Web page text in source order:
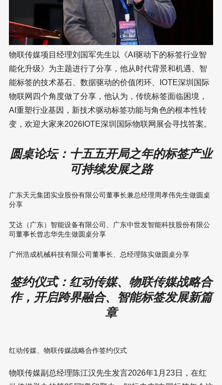
物联传媒项目经理刘国军先生以《AI驱动下的标签行业智
能化升级》为主题进行了分享，他从时代背景和机遇、智
能标签的技术基石、数据驱动的价值闭环、IOTE深圳国际
物联网四个角度做了分享，他认为，传统标签面临困境，
AI重塑行业基因，新技术驱动标签功能与角色的根本性转
变，欢迎大家来2026IOTE深圳国际物联网展会寻找答案。
圆桌论坛：十五五开局之年的标签产业
可持续发展之路
广东天元集团实业股份有限公司董事长兼总经理周孝伟先生做圆桌
分享
司董事长曾志华先生做圆桌分享